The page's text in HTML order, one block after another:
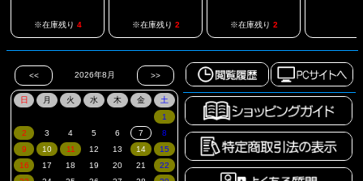
※在庫残り 4 ※在庫残り 2 ※在庫残り 2